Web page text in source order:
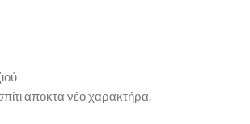
αποκτά νέο χαρακτήρα.